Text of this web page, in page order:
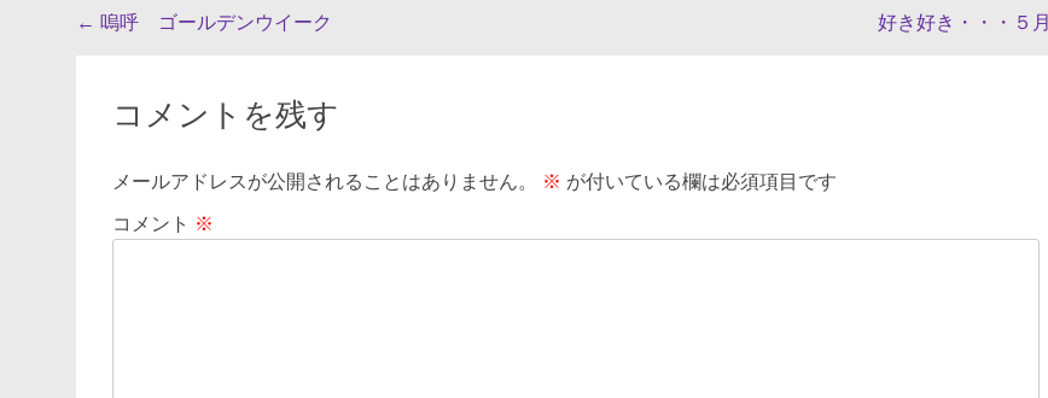
投
← 嗚呼 ゴールデンウイーク 好き好き・・・５月
コメントを残す
メールアドレスが公開されることはありません。 ※ が付いている欄は必須項目です
コメント ※